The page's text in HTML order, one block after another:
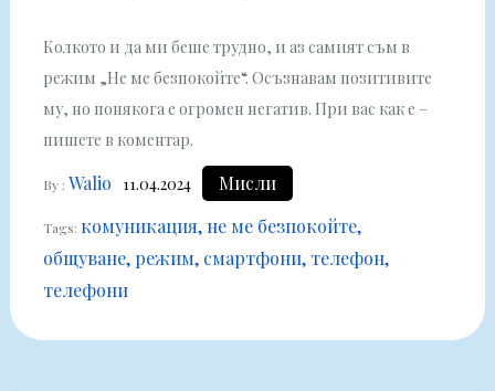
Колкото и да ми беше трудно, и аз самият съм в
режим „Не ме безпокойте“. Осъзнавам позитивите
му, но понякога е огромен негатив. При вас как е –
пишете в коментар.
By : Walio 11.04.2024 Мисли
Tags: комуникация не ме безпокойте
общуване режим смартфони телефон
телефони